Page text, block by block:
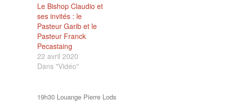
Le Bishop Claudio et
ses invités : le
Pasteur Garib et le
Pasteur Franck
Pecastaing
22 avril 2020
Dans "Vidéo"
19h30 Louange Pierre Lods